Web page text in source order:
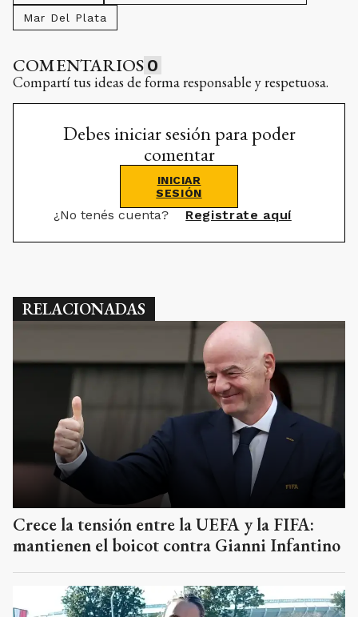
Mar Del Plata
COMENTARIOS 0
Compartí tus ideas de forma responsable y respetuosa.
Debes iniciar sesión para poder
comentar
INICIAR
SESIÓN
¿No tenés cuenta? Registrate aquí
RELACIONADAS
Crece la tensión entre la UEFA y la FIFA:
mantienen el boicot contra Gianni Infantino